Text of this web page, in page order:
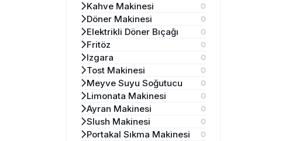
Kahve Makinesi 0
Döner Makinesi 0
Elektrikli Döner Bıçağı 0
Fritöz 0
Izgara 0
Tost Makinesi 0
Meyve Suyu Soğutucu 0
Limonata Makinesi 0
Ayran Makinesi 0
Slush Makinesi 0
Portakal Sıkma Makinesi 0